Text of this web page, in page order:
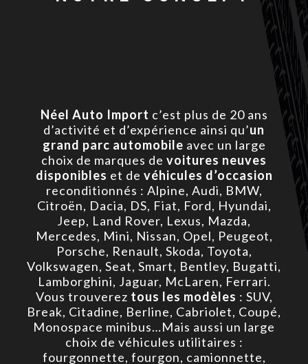
Néel Auto Import c’est plus de 20 ans
d’activité et d’expérience ainsi qu’un
grand parc automobile avec un large
choix de marques de voitures neuves
disponibles et de véhicules d’occasion
reconditionnés : Alpine, Audi, BMW,
Citroën, Dacia, DS, Fiat, Ford, Hyundai,
Jeep, Land Rover, Lexus, Mazda,
Mercedes, Mini, Nissan, Opel, Peugeot,
Porsche, Renault, Skoda, Toyota,
Volkswagen, Seat, Smart, Bentley, Bugatti,
Lamborghini, Jaguar, McLaren, Ferrari.
Vous trouverez tous les modèles : SUV,
Break, Citadine, Berline, Cabriolet, Coupé,
Monospace minibus…Mais aussi un large
choix de véhicules utilitaires :
fourgonnette, fourgon, camionnette,